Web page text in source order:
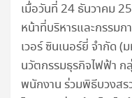
เมื่อวันที่ 24 ธันวาคม
หน้าที่บริหารและกรรม
เวอร์ ซินเนอร์ยี่ จำกัด (
นวัตกรรมธุรกิจไฟฟ้า
พนักงาน ร่วมพิธีบวงสร